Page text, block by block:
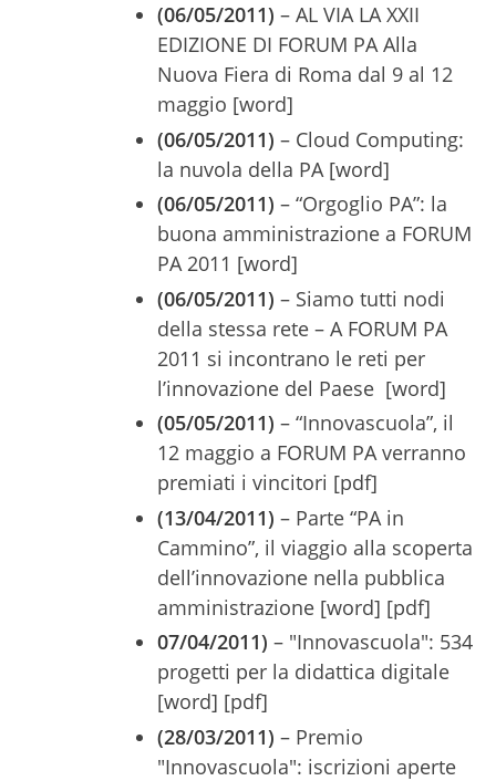
(06/05/2011) – AL VIA LA XXII
EDIZIONE DI FORUM PA Alla
Nuova Fiera di Roma dal 9 al 12
maggio [word]
(06/05/2011) – Cloud Computing:
la nuvola della PA [word]
(06/05/2011) – “Orgoglio PA”: la
buona amministrazione a FORUM
PA 2011 [word]
(06/05/2011) – Siamo tutti nodi
della stessa rete – A FORUM PA
2011 si incontrano le reti per
l’innovazione del Paese [word]
(05/05/2011) – “Innovascuola”, il
12 maggio a FORUM PA verranno
premiati i vincitori [pdf]
(13/04/2011) – Parte “PA in
Cammino”, il viaggio alla scoperta
dell’innovazione nella pubblica
amministrazione [word] [pdf]
07/04/2011) – "Innovascuola": 534
progetti per la didattica digitale
[word] [pdf]
(28/03/2011) – Premio
"Innovascuola": iscrizioni aperte